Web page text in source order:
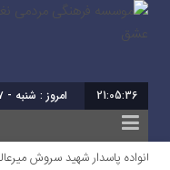
21:05:37 امروز : شنبه - ۱۷ مرداد - ۱۴۰۵
خانواده پاسدار شهید سروش میرعالی